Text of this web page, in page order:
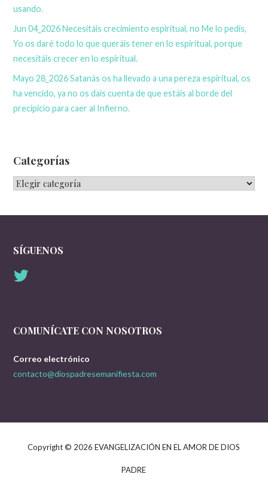
ó
n
d
n
r
usando.
Jun 04_2026 Necesitáis crecimiento espiritual, no Me lo pedís,
Yo os daré todo lo que queráis tener en lo espiritual, porque
necesitáis crecer en lo espiritual.
Mayo 28_2026 Satanás os ha llevado a una pereza espiritual, os
ha vencido, ya no os dais cuenta de que estáis al borde del
precipicio para caer al Infierno.
Categorías
C
t
r
SÍGUENOS
COMUNÍCATE CON NOSOTROS
Correo electrónico
contacto@diospadresemanifiesta.com
Copyright © 2026 EVANGELIZACIÓN EN EL AMOR DE DIOS
PADRE